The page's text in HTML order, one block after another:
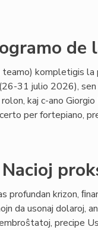
de
kompletigis la
31 julio 2026),
kaj c-ano
per fortepiano,
profundan krizon,
da usonaj dolaroj,
precipe